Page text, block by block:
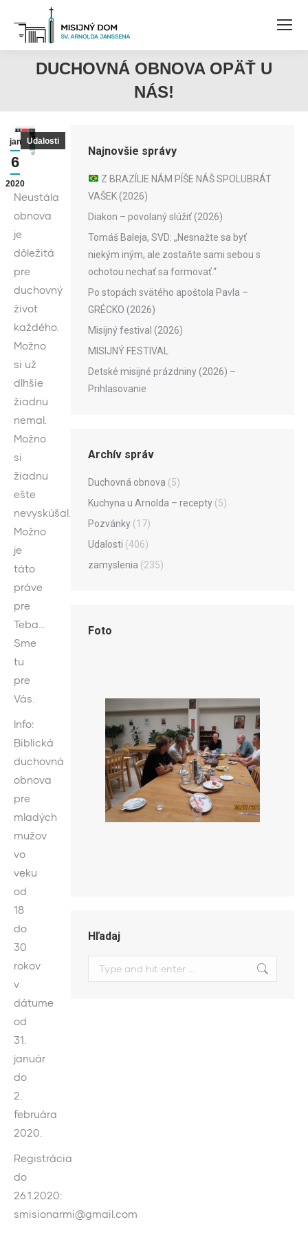
DUCHOVNÁ OBNOVA OPÄŤ U
NÁS!
jan
6
2020
Udalosti
Neustála
obnova
je
dôležitá
pre
duchovný
život
každého.
Možno
si už
dlhšie
žiadnu
nemal.
Možno
si
žiadnu
ešte
nevyskúšal.
Možno
je
táto
práve
pre
Teba…
Sme
tu
pre
Vás.
Info:
Biblická
duchovná
obnova
pre
mladých
mužov
vo
veku
od
18
do
30
rokov
v
dátume
od
31.
január
do
2.
februára
2020.
Registrácia
do
26.1.2020:
smisionarmi@gmail.com
Najnovšie správy
Z BRAZÍLIE NÁM PÍŠE NÁŠ SPOLUBRÁT
VAŠEK (2026)
Diakon – povolaný slúžiť (2026)
Tomáš Baleja, SVD: „Nesnažte sa byť
niekým iným, ale zostaňte sami sebou s
ochotou nechať sa formovať.“
Po stopách svätého apoštola Pavla –
GRÉCKO (2026)
Misijný festival (2026)
MISIJNÝ FESTIVAL
Detské misijné prázdniny (2026) –
Prihlasovanie
Archív správ
Duchovná obnova (5)
Kuchyna u Arnolda – recepty (5)
Pozvánky (17)
Udalosti (406)
zamyslenia (235)
Foto
Hľadaj
Search: